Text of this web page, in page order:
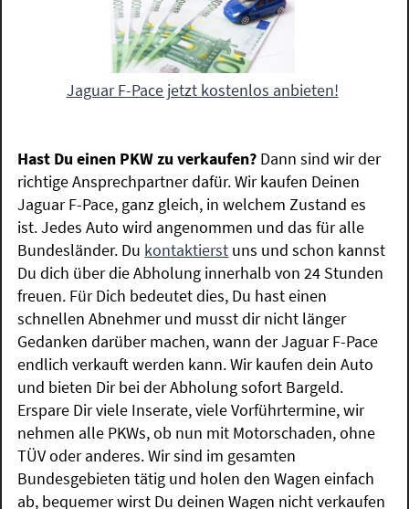
Jaguar F-Pace jetzt kostenlos anbieten!
Hast Du einen PKW zu verkaufen? Dann sind wir der
richtige Ansprechpartner dafür. Wir kaufen Deinen
Jaguar F-Pace, ganz gleich, in welchem Zustand es
ist. Jedes Auto wird angenommen und das für alle
Bundesländer. Du kontaktierst uns und schon kannst
Du dich über die Abholung innerhalb von 24 Stunden
freuen. Für Dich bedeutet dies, Du hast einen
schnellen Abnehmer und musst dir nicht länger
Gedanken darüber machen, wann der Jaguar F-Pace
endlich verkauft werden kann. Wir kaufen dein Auto
und bieten Dir bei der Abholung sofort Bargeld.
Erspare Dir viele Inserate, viele Vorführtermine, wir
nehmen alle PKWs, ob nun mit Motorschaden, ohne
TÜV oder anderes. Wir sind im gesamten
Bundesgebieten tätig und holen den Wagen einfach
ab, bequemer wirst Du deinen Wagen nicht verkaufen